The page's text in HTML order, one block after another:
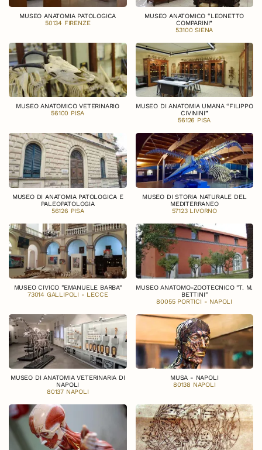
MUSEO ANATOMIA PATOLOGICA
50134 FIRENZE
MUSEO ANATOMICO “LEONETTO
COMPARINI”
53100 SIENA
MUSEO ANATOMICO VETERINARIO
56100 PISA
MUSEO DI ANATOMIA UMANA “FILIPPO
CIVININI”
56126 PISA
MUSEO DI ANATOMIA PATOLOGICA E
PALEOPATOLOGIA
56126 PISA
MUSEO DI STORIA NATURALE DEL
MEDITERRANEO
57123 LIVORNO
MUSEO CIVICO "EMANUELE BARBA"
73014 GALLIPOLI - LECCE
MUSEO ANATOMO-ZOOTECNICO "T. M.
BETTINI"
80055 PORTICI - NAPOLI
MUSEO DI ANATOMIA VETERINARIA DI
NAPOLI
80137 NAPOLI
MUSA - NAPOLI
80138 NAPOLI